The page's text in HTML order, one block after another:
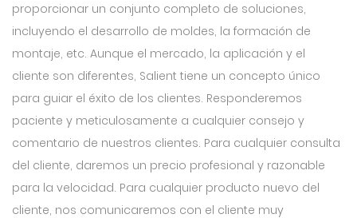
proporcionar un conjunto completo de soluciones,
incluyendo el desarrollo de moldes, la formación de
montaje, etc. Aunque el mercado, la aplicación y el
cliente son diferentes, Salient tiene un concepto único
para guiar el éxito de los clientes. Responderemos
paciente y meticulosamente a cualquier consejo y
comentario de nuestros clientes. Para cualquier consulta
del cliente, daremos un precio profesional y razonable
para la velocidad. Para cualquier producto nuevo del
cliente, nos comunicaremos con el cliente muy